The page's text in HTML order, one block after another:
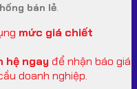
bán lẻ.
mức giá chiết
hệ ngay để nhận báo giá
doanh nghiệp.